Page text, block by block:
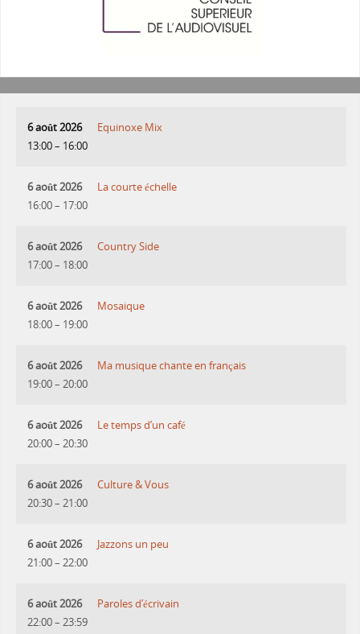
6 août 2026
13:00– 16:00
Equinoxe Mix
6 août 2026
16:00– 17:00
La courte échelle
6 août 2026
17:00– 18:00
Country Side
6 août 2026
18:00– 19:00
Mosaique
6 août 2026
19:00– 20:00
Ma musique chante en français
6 août 2026
20:00– 20:30
Le temps d’un café
6 août 2026
20:30– 21:00
Culture & Vous
6 août 2026
21:00– 22:00
Jazzons un peu
6 août 2026
22:00– 23:59
Paroles d’écrivain